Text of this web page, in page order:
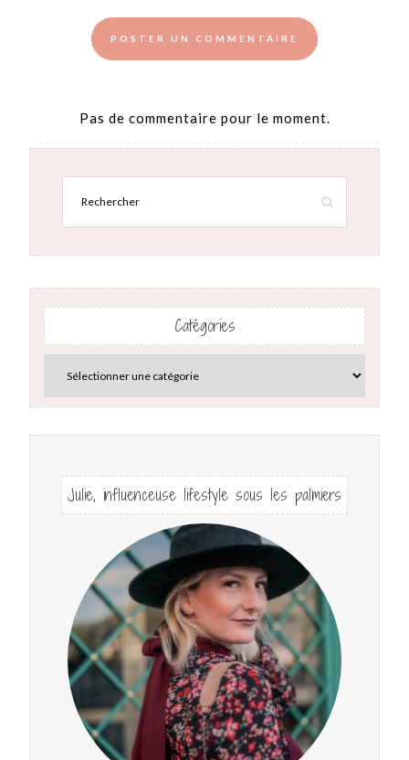
Pas de commentaire pour le moment.
Catégories
Julie, influenceuse lifestyle sous les palmiers